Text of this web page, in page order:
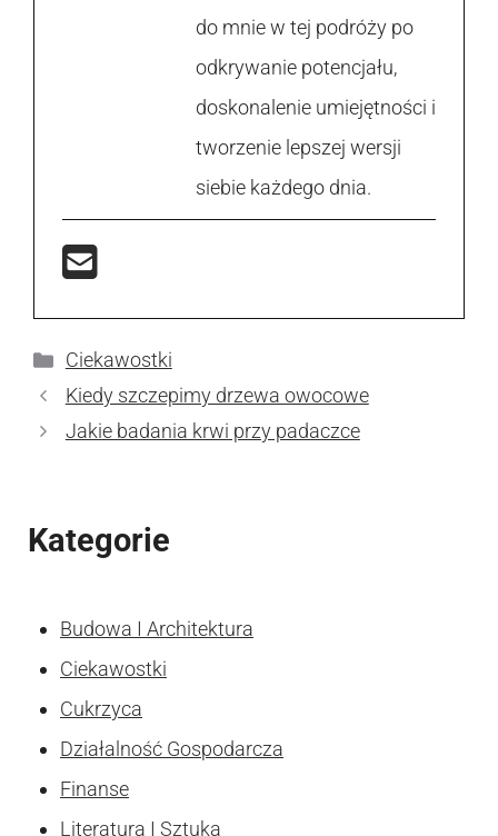
do mnie w tej podróży po
odkrywanie potencjału,
doskonalenie umiejętności i
tworzenie lepszej wersji
siebie każdego dnia.
Kategorie
Ciekawostki
Kiedy szczepimy drzewa owocowe
Jakie badania krwi przy padaczce
Kategorie
Budowa I Architektura
Ciekawostki
Cukrzyca
Działalność Gospodarcza
Finanse
Literatura I Sztuka